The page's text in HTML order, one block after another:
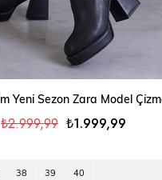
SEPETE EKLE
₺1.999,99
₺2.999,99
38 39 40